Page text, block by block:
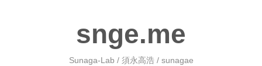
snge.me
Sunaga-Lab / 須永高浩 / sunagae